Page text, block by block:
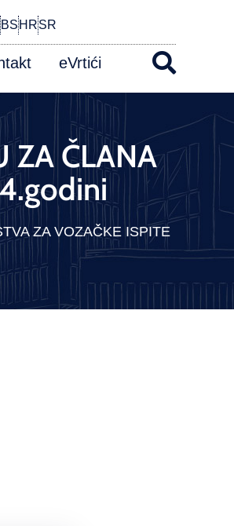
BSHRSR
eVrtići
ZA ČLANA
ZA VOZAČKE ISPITE